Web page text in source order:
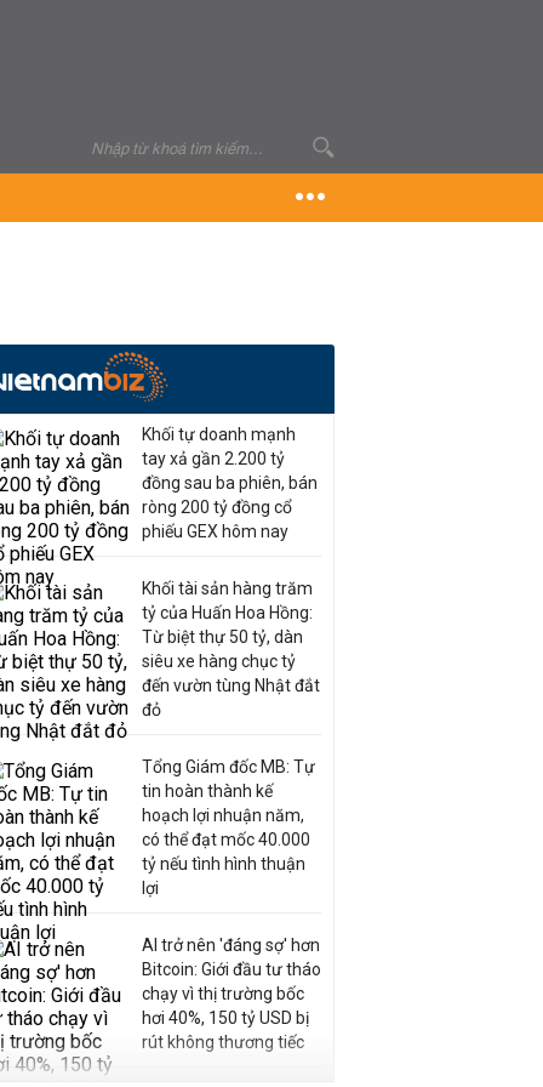
Khối tự doanh mạnh
tay xả gần 2.200 tỷ
đồng sau ba phiên, bán
ròng 200 tỷ đồng cổ
phiếu GEX hôm nay
Khối tài sản hàng trăm
tỷ của Huấn Hoa Hồng:
Từ biệt thự 50 tỷ, dàn
siêu xe hàng chục tỷ
đến vườn tùng Nhật đắt
đỏ
Tổng Giám đốc MB: Tự
tin hoàn thành kế
hoạch lợi nhuận năm,
có thể đạt mốc 40.000
tỷ nếu tình hình thuận
lợi
AI trở nên 'đáng sợ' hơn
Bitcoin: Giới đầu tư tháo
chạy vì thị trường bốc
hơi 40%, 150 tỷ USD bị
rút không thương tiếc